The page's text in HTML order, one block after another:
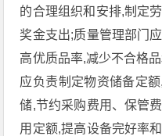
的合理组织和安排,制定
奖金支出;质量管理部门
高优质品率,减少不合格
应负责制定物资储备定
储,节约采购费用、保管
用定额,提高设备完好率